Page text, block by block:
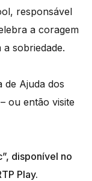
responsável
a coragem
a sobriedade.
de Ajuda dos
ou então visite
disponível no
Play.